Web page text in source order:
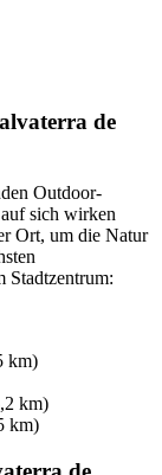
de
Outdoor-
sich wirken
Ort, um die Natur
Stadtzentrum:
km)
km)
km)